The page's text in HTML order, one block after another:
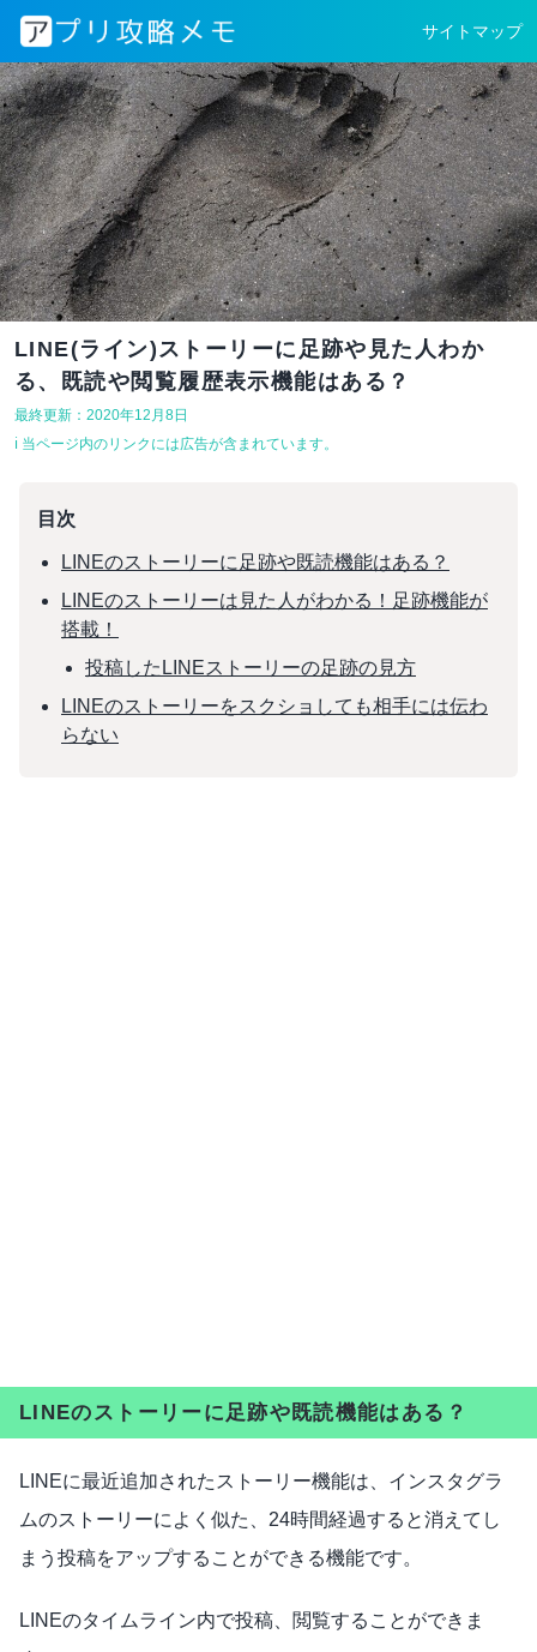
サイトマップ
LINE(ライン)ストーリーに足跡や見た人わか
る、既読や閲覧履歴表示機能はある？
最終更新：2020年12月8日
ℹ︎ 当ページ内のリンクには広告が含まれています。
目次
LINEのストーリーに足跡や既読機能はある？
LINEのストーリーは見た人がわかる！足跡機能が
搭載！
投稿したLINEストーリーの足跡の見方
LINEのストーリーをスクショしても相手には伝わ
らない
LINEのストーリーに足跡や既読機能はある？
LINEに最近追加されたストーリー機能は、インスタグラ
ムのストーリーによく似た、24時間経過すると消えてし
まう投稿をアップすることができる機能です。
LINEのタイムライン内で投稿、閲覧することができま